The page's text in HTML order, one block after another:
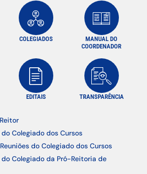
COLEGIADOS
MANUAL DO
COORDENADOR
EDITAIS TRANSPARÊNCIA
Colegiado dos Cursos
do Colegiado dos Cursos
Colegiado da Pró-Reitoria de